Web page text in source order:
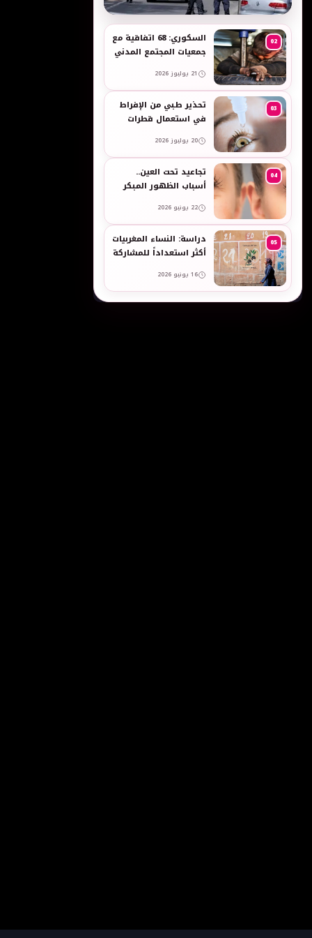
به
02
السكوري: 68 اتفاقية مع
جمعيات المجتمع المدني
والنساء في العمل
21 يوليوز 2026
03
تحذير طبي من الإفراط
في استعمال قطرات
المضيقة للأوعية
20 يوليوز 2026
04
تجاعيد تحت العين..
أسباب الظهور المبكر
بالبشرة الحساسة -
taroudant press
22 يونيو 2026
05
دراسة: النساء المغربيات
أكثر استعداداً للمشاركة
بالرجال
16 يونيو 2026